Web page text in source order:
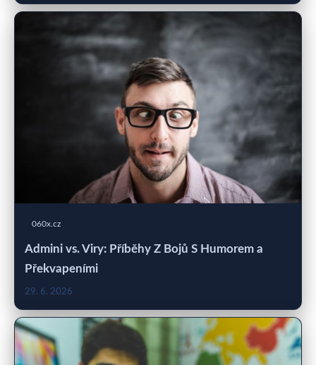
060x.cz
Admini vs. Viry: Příběhy Z Bojů S Humorem a
Překvapeními
29. 6. 2026